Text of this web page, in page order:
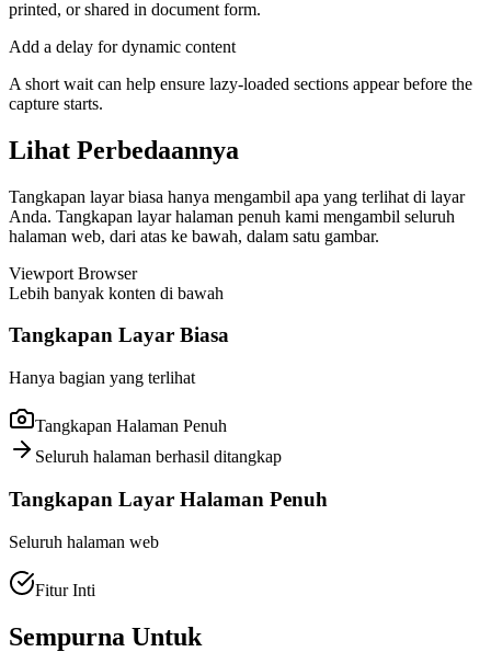
printed, or shared in document form.
Add a delay for dynamic content
A short wait can help ensure lazy-loaded sections appear before the
capture starts.
Lihat Perbedaannya
Tangkapan layar biasa hanya mengambil apa yang terlihat di layar
Anda. Tangkapan layar halaman penuh kami mengambil seluruh
halaman web, dari atas ke bawah, dalam satu gambar.
Viewport Browser
Lebih banyak konten di bawah
Tangkapan Layar Biasa
Hanya bagian yang terlihat
Tangkapan Halaman Penuh
Seluruh halaman berhasil ditangkap
Tangkapan Layar Halaman Penuh
Seluruh halaman web
Fitur Inti
Sempurna Untuk